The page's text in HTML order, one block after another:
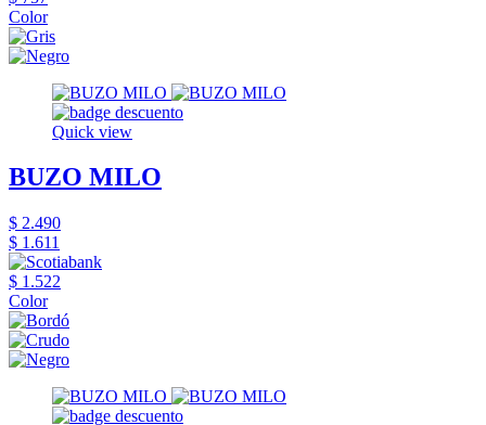
Color
Quick view
BUZO MILO
$ 2.490
$ 1.611
$ 1.522
Color